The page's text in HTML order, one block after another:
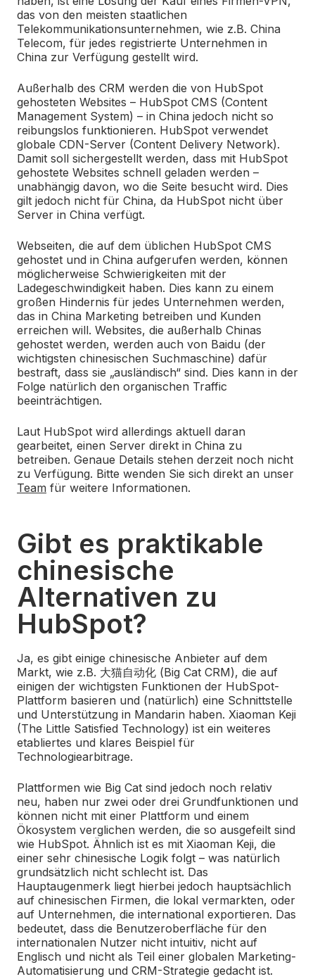
das von den meisten staatlichen
Telekommunikationsunternehmen, wie z.B. China
Telecom, für jedes registrierte Unternehmen in
China zur Verfügung gestellt wird.
Außerhalb des CRM werden die von HubSpot
gehosteten Websites – HubSpot CMS (Content
Management System) – in China jedoch nicht so
reibungslos funktionieren. HubSpot verwendet
globale CDN-Server (Content Delivery Network).
Damit soll sichergestellt werden, dass mit HubSpot
gehostete Websites schnell geladen werden –
unabhängig davon, wo die Seite besucht wird. Dies
gilt jedoch nicht für China, da HubSpot nicht über
Server in China verfügt.
Webseiten, die auf dem üblichen HubSpot CMS
gehostet und in China aufgerufen werden, können
möglicherweise Schwierigkeiten mit der
Ladegeschwindigkeit haben. Dies kann zu einem
großen Hindernis für jedes Unternehmen werden,
das in China Marketing betreiben und Kunden
erreichen will. Websites, die außerhalb Chinas
gehostet werden, werden auch von Baidu (der
wichtigsten chinesischen Suchmaschine) dafür
bestraft, dass sie „ausländisch“ sind. Dies kann in der
Folge natürlich den organischen Traffic
beeinträchtigen.
Laut HubSpot wird allerdings aktuell daran
gearbeitet, einen Server direkt in China zu
betreiben. Genaue Details stehen derzeit noch nicht
zu Verfügung. Bitte wenden Sie sich direkt an unser
Team für weitere Informationen.
Gibt es praktikable
chinesische
Alternativen zu
HubSpot?
Ja, es gibt einige chinesische Anbieter auf dem
Markt, wie z.B. 大猫自动化 (Big Cat CRM), die auf
einigen der wichtigsten Funktionen der HubSpot-
Plattform basieren und (natürlich) eine Schnittstelle
und Unterstützung in Mandarin haben. Xiaoman Keji
(The Little Satisfied Technology) ist ein weiteres
etabliertes und klares Beispiel für
Technologiearbitrage.
Plattformen wie Big Cat sind jedoch noch relativ
neu, haben nur zwei oder drei Grundfunktionen und
können nicht mit einer Plattform und einem
Ökosystem verglichen werden, die so ausgefeilt sind
wie HubSpot. Ähnlich ist es mit Xiaoman Keji, die
einer sehr chinesische Logik folgt – was natürlich
grundsätzlich nicht schlecht ist. Das
Hauptaugenmerk liegt hierbei jedoch hauptsächlich
auf chinesischen Firmen, die lokal vermarkten, oder
auf Unternehmen, die international exportieren. Das
bedeutet, dass die Benutzeroberfläche für den
internationalen Nutzer nicht intuitiv, nicht auf
Englisch und nicht als Teil einer globalen Marketing-
Automatisierung und CRM-Strategie gedacht ist.